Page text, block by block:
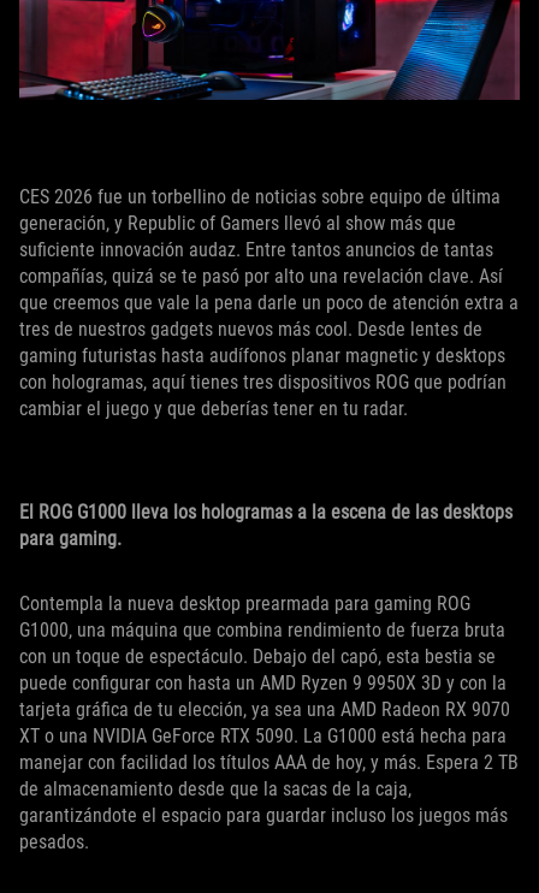
CES 2026 fue un torbellino de noticias sobre equipo de última
generación, y Republic of Gamers llevó al show más que
suficiente innovación audaz. Entre tantos anuncios de tantas
compañías, quizá se te pasó por alto una revelación clave. Así
que creemos que vale la pena darle un poco de atención extra a
tres de nuestros gadgets nuevos más cool. Desde lentes de
gaming futuristas hasta audífonos planar magnetic y desktops
con hologramas, aquí tienes tres dispositivos ROG que podrían
cambiar el juego y que deberías tener en tu radar.
El ROG G1000 lleva los hologramas a la escena de las desktops
para gaming.
Contempla la nueva desktop prearmada para gaming ROG
G1000, una máquina que combina rendimiento de fuerza bruta
con un toque de espectáculo. Debajo del capó, esta bestia se
puede configurar con hasta un AMD Ryzen 9 9950X 3D y con la
tarjeta gráfica de tu elección, ya sea una AMD Radeon RX 9070
XT o una NVIDIA GeForce RTX 5090. La G1000 está hecha para
manejar con facilidad los títulos AAA de hoy, y más. Espera 2 TB
de almacenamiento desde que la sacas de la caja,
garantizándote el espacio para guardar incluso los juegos más
pesados.